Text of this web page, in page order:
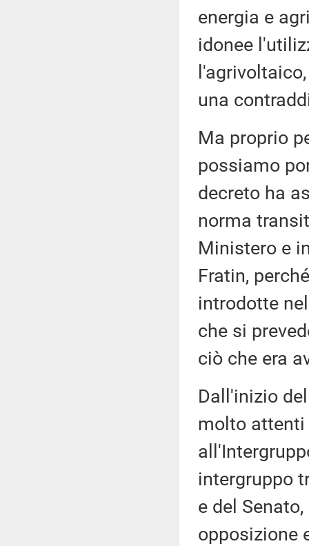
energia e
idonee
una
Ma proprio
possiamo
decreto ha
norma
Ministero e
Fratin,
introdotte
che si
ciò che era
Dall'inizio
molto attenti
intergruppo
e del
opposizione